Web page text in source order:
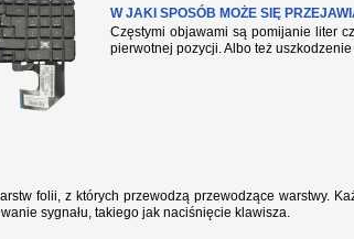
W JAKI SPOSÓB MOŻE SIĘ
Częstymi objawami są pomijanie liter
pierwotnej pozycji. Albo też
folii, z których przewodzą przewodzące warstwy.
sygnału, takiego jak naciśnięcie klawisza.